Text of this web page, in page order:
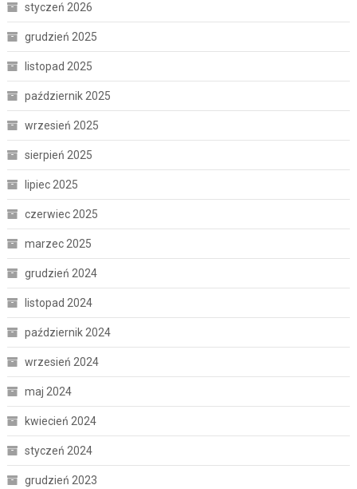
styczeń 2026
grudzień 2025
listopad 2025
październik 2025
wrzesień 2025
sierpień 2025
lipiec 2025
czerwiec 2025
marzec 2025
grudzień 2024
listopad 2024
październik 2024
wrzesień 2024
maj 2024
kwiecień 2024
styczeń 2024
grudzień 2023